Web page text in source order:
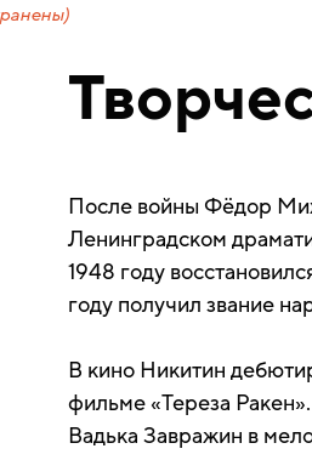
После войны Фёдор
Ленинградском
1948 году
году получил звание
В кино Никитин
фильме «Тереза
Вадька Завражин в